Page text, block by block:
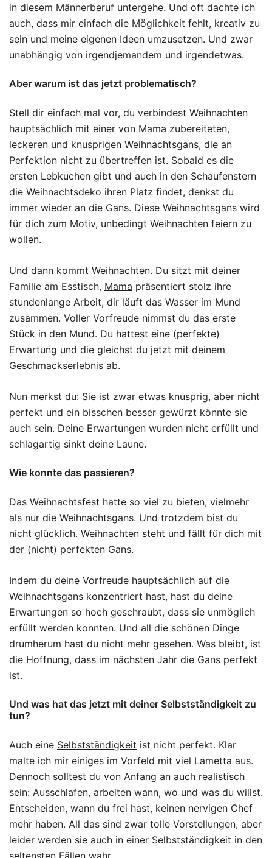
in diesem Männerberuf untergehe. Und oft dachte ich
auch, dass mir einfach die Möglichkeit fehlt, kreativ zu
sein und meine eigenen Ideen umzusetzen. Und zwar
unabhängig von irgendjemandem und irgendetwas.
Aber warum ist das jetzt problematisch?
Stell dir einfach mal vor, du verbindest Weihnachten
hauptsächlich mit einer von Mama zubereiteten,
leckeren und knusprigen Weihnachtsgans, die an
Perfektion nicht zu übertreffen ist. Sobald es die
ersten Lebkuchen gibt und auch in den Schaufenstern
die Weihnachtsdeko ihren Platz findet, denkst du
immer wieder an die Gans. Diese Weihnachtsgans wird
für dich zum Motiv, unbedingt Weihnachten feiern zu
wollen.
Und dann kommt Weihnachten. Du sitzt mit deiner
Familie am Esstisch, Mama präsentiert stolz ihre
stundenlange Arbeit, dir läuft das Wasser im Mund
zusammen. Voller Vorfreude nimmst du das erste
Stück in den Mund. Du hattest eine (perfekte)
Erwartung und die gleichst du jetzt mit deinem
Geschmackserlebnis ab.
Nun merkst du: Sie ist zwar etwas knusprig, aber nicht
perfekt und ein bisschen besser gewürzt könnte sie
auch sein. Deine Erwartungen wurden nicht erfüllt und
schlagartig sinkt deine Laune.
Wie konnte das passieren?
Das Weihnachtsfest hatte so viel zu bieten, vielmehr
als nur die Weihnachtsgans. Und trotzdem bist du
nicht glücklich. Weihnachten steht und fällt für dich mit
der (nicht) perfekten Gans.
Indem du deine Vorfreude hauptsächlich auf die
Weihnachtsgans konzentriert hast, hast du deine
Erwartungen so hoch geschraubt, dass sie unmöglich
erfüllt werden konnten. Und all die schönen Dinge
drumherum hast du nicht mehr gesehen. Was bleibt, ist
die Hoffnung, dass im nächsten Jahr die Gans perfekt
ist.
Und was hat das jetzt mit deiner Selbstständigkeit zu
tun?
Auch eine Selbstständigkeit ist nicht perfekt. Klar
malte ich mir einiges im Vorfeld mit viel Lametta aus.
Dennoch solltest du von Anfang an auch realistisch
sein: Ausschlafen, arbeiten wann, wo und was du willst.
Entscheiden, wann du frei hast, keinen nervigen Chef
mehr haben. All das sind zwar tolle Vorstellungen, aber
leider werden sie auch in einer Selbstständigkeit in den
seltensten Fällen wahr.